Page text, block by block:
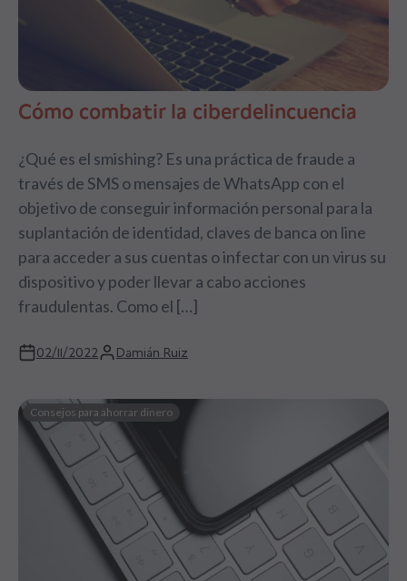
Cómo combatir la ciberdelincuencia
¿Qué es el smishing? Es una práctica de fraude a
través de SMS o mensajes de WhatsApp con el
objetivo de conseguir información personal para la
suplantación de identidad, claves de banca on line
para acceder a sus cuentas o infectar con un virus su
dispositivo y poder llevar a cabo acciones
fraudulentas. Como el […]
02/11/2022 Damián Ruiz
Consejos para ahorrar dinero